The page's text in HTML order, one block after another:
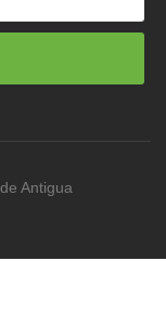
Antigua